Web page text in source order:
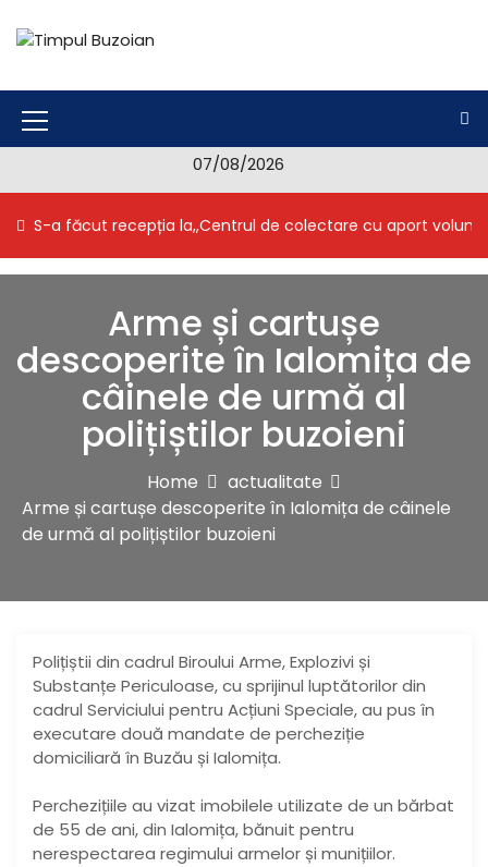
c
n
M
n
I
o
n
07/08/2026
S-a făcut recepția la,,Centrul de colectare cu aport
Arme și cartușe
descoperite în Ialomița de
câinele de urmă al
polițiștilor buzoieni
Home
actualitate
Arme și cartușe descoperite în Ialomița de câinele
de urmă al polițiștilor buzoieni
Polițiștii din cadrul Biroului Arme, Explozivi și
Substanțe Periculoase, cu sprijinul luptătorilor din
cadrul Serviciului pentru Acțiuni Speciale, au pus în
executare două mandate de percheziție
domiciliară în Buzău și Ialomița.
Perchezițiile au vizat imobilele utilizate de un bărbat
de 55 de ani, din Ialomița, bănuit pentru
nerespectarea regimului armelor și munițiilor.